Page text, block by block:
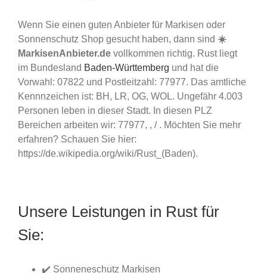
Wenn Sie einen guten Anbieter für Markisen oder
Sonnenschutz Shop gesucht haben, dann sind ☀️
MarkisenAnbieter.de vollkommen richtig. Rust liegt
im Bundesland Baden-Württemberg und hat die
Vorwahl: 07822 und Postleitzahl: 77977. Das amtliche
Kennnzeichen ist: BH, LR, OG, WOL. Ungefähr 4.003
Personen leben in dieser Stadt. In diesen PLZ
Bereichen arbeiten wir: 77977, , / . Möchten Sie mehr
erfahren? Schauen Sie hier:
https://de.wikipedia.org/wiki/Rust_(Baden).
Unsere Leistungen in Rust für
Sie:
✔️ Sonneneschutz Markisen